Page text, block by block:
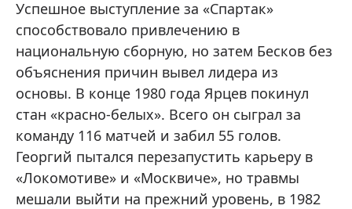
Успешное выступление за «Спартак»
способствовало привлечению в
национальную сборную, но затем Бесков без
объяснения причин вывел лидера из
основы. В конце 1980 года Ярцев покинул
стан «красно-белых». Всего он сыграл за
команду 116 матчей и забил 55 голов.
Георгий пытался перезапустить карьеру в
«Локомотиве» и «Москвиче», но травмы
мешали выйти на прежний уровень, в 1982